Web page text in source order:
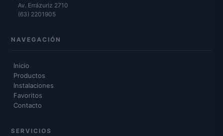
Av. Errázuriz 2710
(63) 2201905
NAVEGACIÓN
Inicio
Productos
Instalaciones
Favoritos
Contacto
SERVICIOS